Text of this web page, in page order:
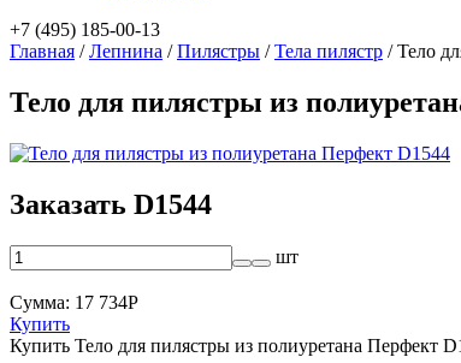
+7 (495) 185-00-13
Главная /Лепнина /Пилястры /Тела пилястр /Тело
Тело для пилястры из
Заказать D1544
шт
Сумма: 17 734Р
Купить
Купить Тело для пилястры из полиуретана Перфект